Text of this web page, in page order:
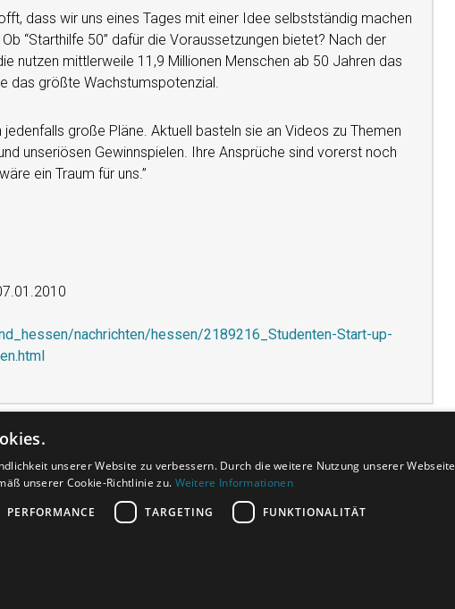
dass wir uns eines Tages mit einer Idee selbstständig machen
“Starthilfe 50” dafür die Voraussetzungen bietet? Nach der
nutzen mittlerweile 11,9 Millionen Menschen ab 50 Jahren das
das größte Wachstumspotenzial.
jedenfalls große Pläne. Aktuell basteln sie an Videos zu Themen
unseriösen Gewinnspielen. Ihre Ansprüche sind vorerst noch
ein Traum für uns.”
nachrichten/hessen/2189216_Studenten-Start-up-
AGB KONTAKT PRESSE PARTNER
unserer Website zu verbessern. Durch die weitere Nutzung unserer Webseite
unserer Cookie-Richtlinie zu. Weitere Informationen
PERFORMANCE TARGETING FUNKTIONALITÄT